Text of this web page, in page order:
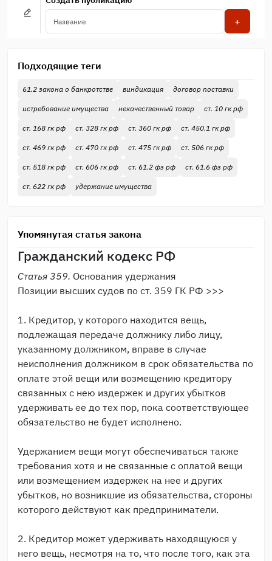
+
Подходящие теги
61.2 закона о банкротстве виндикация договор поставки
истребование имущества некачественный товар ст. 10 гк рф
ст. 168 гк рф ст. 328 гк рф ст. 360 гк рф ст. 450.1 гк рф
ст. 469 гк рф ст. 470 гк рф ст. 475 гк рф ст. 506 гк рф
ст. 518 гк рф ст. 606 гк рф ст. 61.2 фз рф ст. 61.6 фз рф
ст. 622 гк рф удержание имущества
Упомянутая статья закона
Гражданский кодекс РФ
Статья 359. Основания удержания
Позиции высших судов по ст. 359 ГК РФ >>>
1. Кредитор, у которого находится вещь,
подлежащая передаче должнику либо лицу,
указанному должником, вправе в случае
неисполнения должником в срок обязательства по
оплате этой вещи или возмещению кредитору
связанных с нею издержек и других убытков
удерживать ее до тех пор, пока соответствующее
обязательство не будет исполнено.
Удержанием вещи могут обеспечиваться также
требования хотя и не связанные с оплатой вещи
или возмещением издержек на нее и других
убытков, но возникшие из обязательства, стороны
которого действуют как предприниматели.
2. Кредитор может удерживать находящуюся у
него вещь, несмотря на то, что после того, как эта